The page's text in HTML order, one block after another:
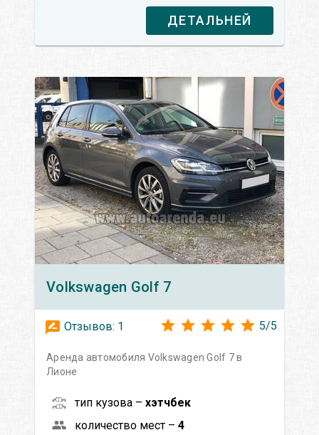
ДЕТАЛЬНЕЙ
Volkswagen Golf 7
Отзывов: 1 5/5
Аренда автомобиля Volkswagen Golf 7 в
Лионе
тип кузова – хэтчбек
количество мест – 4